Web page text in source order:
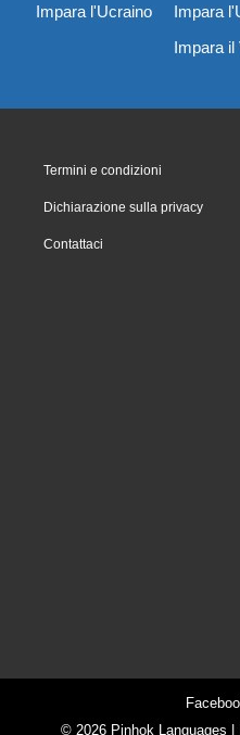
Impara l'Ucraino
Impara
Impara il
Termini e condizioni
Dichiarazione sulla privacy
Contattaci
© 2026 Pinhok Languages